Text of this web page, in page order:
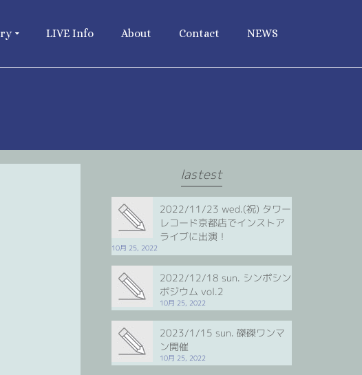
LIVE Info About Contact NEWS
lastest
2022/11/23 wed.(祝) タワー
レコード京都店でインストア
ライブに出演！
10月 25, 2022
2022/12/18 sun. シンポシン
ポジウム vol.2
10月 25, 2022
2023/1/15 sun. 磔磔ワンマ
ン開催
10月 25, 2022